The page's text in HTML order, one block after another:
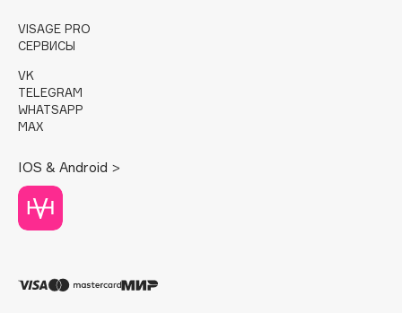
DARLING*
Darphin
Davines
Deonica
Dessange
Dolce & Gabbana
Dolomit
DP Daily Perfection
VISAGE PRO
СЕРВИСЫ
VK
TELEGRAM
WHATSAPP
MAX
IOS & Android >